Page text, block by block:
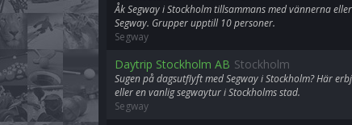
Åk Segway i Stockholm tillsammans med vännerna
Segway. Grupper upptill 10 personer.
Segway
Daytrip Stockholm AB Stockholm
Sugen på dagsutflyft med Segway i Stockholm? Här
eller en vanlig segwaytur i Stockholms stad.
Segway